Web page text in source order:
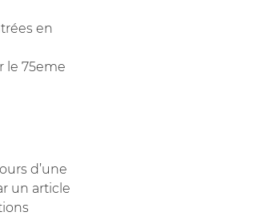
en
le 75eme
d’une
un article